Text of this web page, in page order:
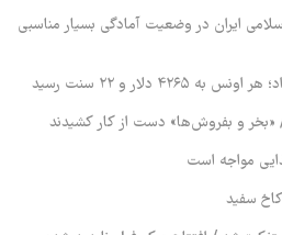
ایران در وضعیت آمادگی بسیار مناسبی
«بخر و بفروش‌ها» دست از کار کشیدند
مواجه است
سفید